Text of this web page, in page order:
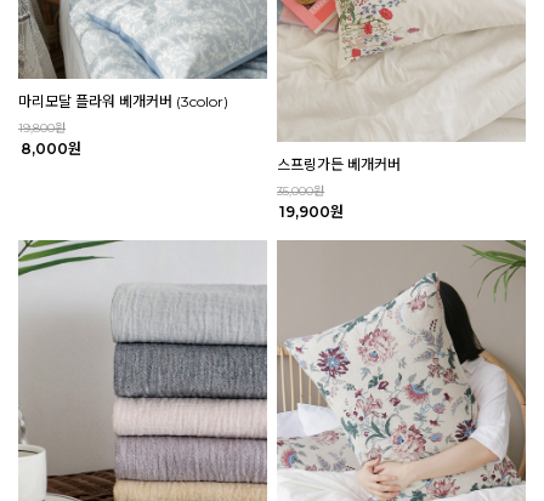
마리모달 플라워 베개커버 (3color)
19,800원
8,000원
스프링가든 베개커버
35,000원
19,900원